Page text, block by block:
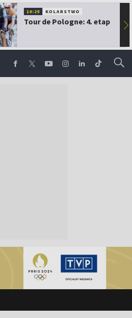
10:25 KOLARSTWO
Tour de Pologne: 4. etap ▶